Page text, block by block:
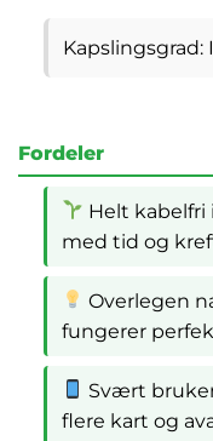
Kapslingsgrad:
Fordeler
Helt kabelfri
med tid og
Overlegen
fungerer
Svært
flere kart og